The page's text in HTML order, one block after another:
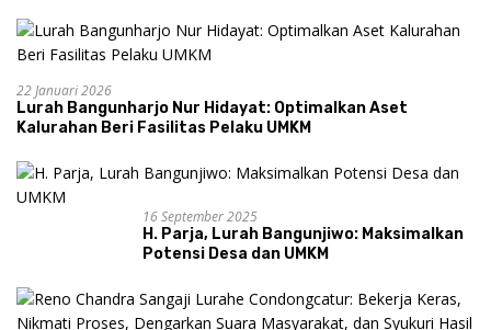
22 Januari 2026
Lurah Bangunharjo Nur Hidayat: Optimalkan Aset
Kalurahan Beri Fasilitas Pelaku UMKM
16 September 2025
H. Parja, Lurah Bangunjiwo: Maksimalkan
Potensi Desa dan UMKM